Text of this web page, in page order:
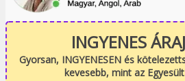
INGYENES
Gyorsan, INGYENESEN és
kevesebb, mint az